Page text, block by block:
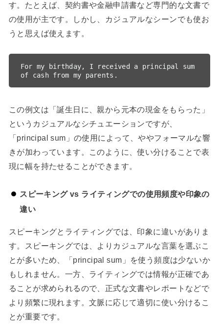
す。たとえば、契約書や金融申請書など専門的な文書で
の使用が主です。しかし、カジュアルなシーンでも使お
うと思えば使えます。
For my birthday, I received a principal sum
この例文は「誕生日に、親から元本の現金をもらった」
というカジュアルなシチュエーションですが、
「principal sum」の使用によって、ややフォーマルな響
きが加わっています。このように、使い分けることで表
現に幅を持たせることができます。
スピーキング vs ライティングでの使用頻度や印象の
違い
スピーキングとライティングでは、印象に違いがありま
す。スピーキングでは、よりカジュアルな言葉を選ぶこ
とが多いため、「principal sum」を使う頻度は少ないか
もしれません。一方、ライティングでは情報が正確であ
ることが求められるので、正式な文書やレポートなどで
より頻繁に現れます。文脈に応じて適切に使い分けるこ
とが重要です。